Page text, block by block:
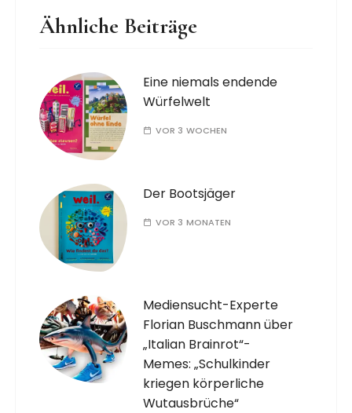
Ähnliche Beiträge
Eine niemals endende
Würfelwelt
VOR 3 WOCHEN
Der Bootsjäger
VOR 3 MONATEN
Mediensucht-Experte
Florian Buschmann über
„Italian Brainrot“-
Memes: „Schulkinder
kriegen körperliche
Wutausbrüche“